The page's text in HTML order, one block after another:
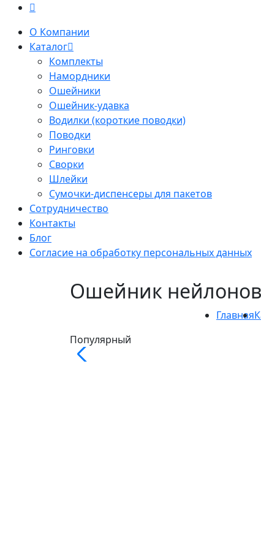
О Компании
Каталог
Комплекты
Намордники
Ошейники
Ошейник-удавка
Водилки (короткие поводки)
Поводки
Ринговки
Сворки
Шлейки
Сумочки-диспенсеры для пакетов
Сотрудничество
Контакты
Блог
Согласие на обработку персональных данных
Ошейник
Главная
Популярный